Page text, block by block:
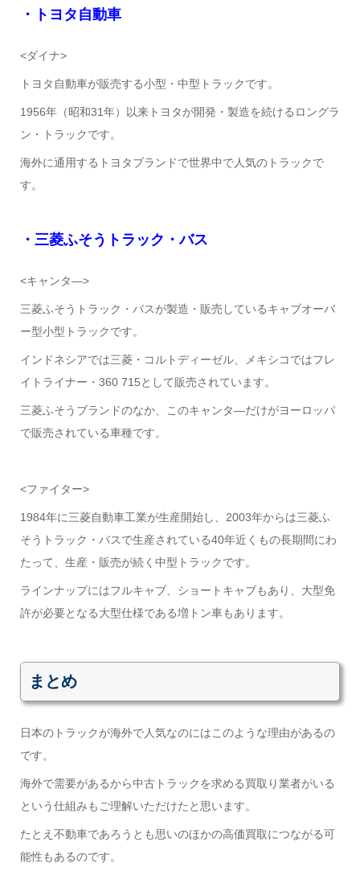
・トヨタ自動車
<ダイナ>
トヨタ自動車が販売する小型・中型トラックです。
1956年（昭和31年）以来トヨタが開発・製造を続けるロングラ
ン・トラックです。
海外に通用するトヨタブランドで世界中で人気のトラックで
す。
・三菱ふそうトラック・バス
<キャンタ―>
三菱ふそうトラック・バスが製造・販売しているキャブオーバ
ー型小型トラックです。
インドネシアでは三菱・コルトディーゼル、メキシコではフレ
イトライナー・360 715として販売されています。
三菱ふそうブランドのなか、このキャンタ―だけがヨーロッパ
で販売されている車種です。
<ファイター>
1984年に三菱自動車工業が生産開始し、2003年からは三菱ふ
そうトラック・バスで生産されている40年近くもの長期間にわ
たって、生産・販売が続く中型トラックです。
ラインナップにはフルキャブ、ショートキャブもあり、大型免
許が必要となる大型仕様である増トン車もあります。
まとめ
日本のトラックが海外で人気なのにはこのような理由があるの
です。
海外で需要があるから中古トラックを求める買取り業者がいる
という仕組みもご理解いただけたと思います。
たとえ不動車であろうとも思いのほかの高価買取につながる可
能性もあるのです。